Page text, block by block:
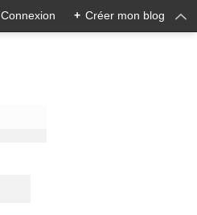
Connexion + Créer mon blog